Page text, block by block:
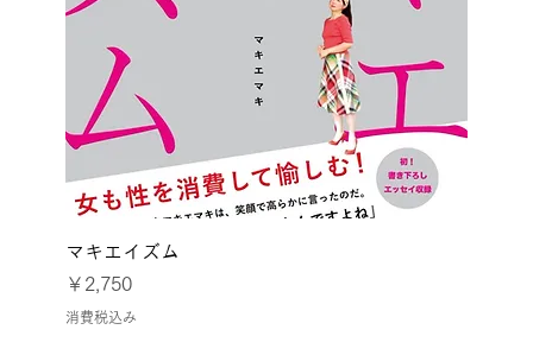
マキエイズム
価格
￥2,750
消費税込み